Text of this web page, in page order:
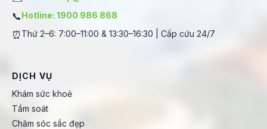
📞Hotline: 1900 986 868
⏰ Thứ 2–6: 7:00–11:00 & 13:30–16:30 | Cấp cứu 24/7
DỊCH VỤ
Khám sức khoẻ
Tầm soát
Chăm sóc sắc đẹp